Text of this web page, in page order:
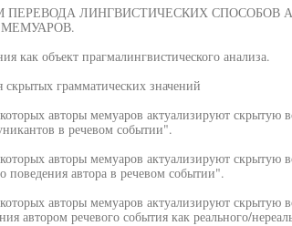
ЛИНГВИСТИЧЕСКИХ СПОСОБОВ
как объект прагмалингвистического анализа.
грамматических значений
авторы мемуаров актуализируют скрытую
в речевом событии".
авторы мемуаров актуализируют скрытую
поведения автора в речевом событии".
авторы мемуаров актуализируют скрытую
автором речевого события как реального/